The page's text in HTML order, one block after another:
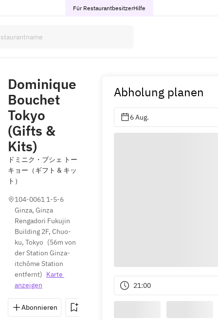
Für RestaurantbesitzerHilfe
Dominique
Bouchet
Tokyo
(Gifts &
Kits)
ドミニク・ブシェ トー
キョー（ギフト & キッ
ト）
104-0061 1-5-6
Ginza, Ginza
Rengadori Fukujin
Building 2F, Chuo-
ku, Tokyo (56m von
der Station Ginza-
itchōme Station
entfernt) Karte
anzeigen
Abonnieren
Abholung planen
6 Aug.
21:00